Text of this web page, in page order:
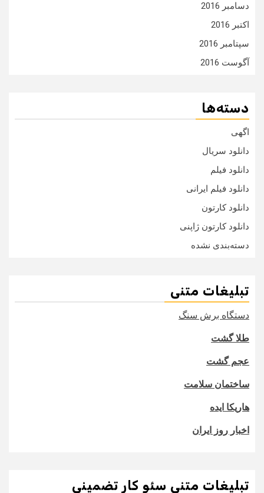
دسامبر 2016
اکتبر 2016
سپتامبر 2016
آگوست 2016
دسته‌ها
اگهی
دانلود سریال
دانلود فیلم
دانلود فیلم ایرانی
دانلود کارتون
دانلود کارتون ژاپنی
دسته‌بندی نشده
تبلیغات متنی
دستگاه برش سنگ
طلا گشت
عجم گشت
ساختمان سلامت
هاریکا ایده
اخبار روز ایران
تبلیغات متنی سئو کار تضمینی